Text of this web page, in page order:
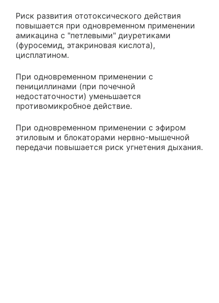
Риск развития ототоксического действия
повышается при одновременном применении
амикацина с "петлевыми" диуретиками
(фуросемид, этакриновая кислота),
цисплатином.
При одновременном применении с
пенициллинами (при почечной
недостаточности) уменьшается
противомикробное действие.
При одновременном применении с эфиром
этиловым и блокаторами нервно-мышечной
передачи повышается риск угнетения дыхания.